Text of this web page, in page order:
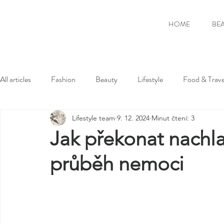
HOME
All articles Fashion Beauty Lifestyle Food &
Jak překonat
průběh nemoci
Lifestyle team 9. 12. 2024 Minut čtení: 3